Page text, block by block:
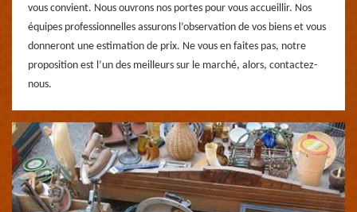
vous convient. Nous ouvrons nos portes pour vous accueillir. Nos
équipes professionnelles assurons l’observation de vos biens et vous
donneront une estimation de prix. Ne vous en faites pas, notre
proposition est l’un des meilleurs sur le marché, alors, contactez-
nous.